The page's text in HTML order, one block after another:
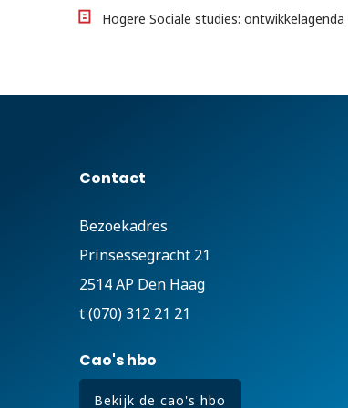
Hogere Sociale studies: ontwikkelagenda
Contact
Bezoekadres
Prinsessegracht 21
2514 AP Den Haag
t (070) 312 21 21
Cao's hbo
Bekijk de cao's hbo